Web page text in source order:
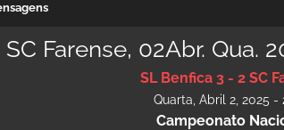
Farense, 02Abr. Qua.
SL Benfica 3 - 2 SC
Quarta, Abril 2, 2025 -
Campeonato